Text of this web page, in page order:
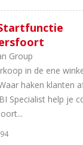
Group
in de ene
haken klanten
Specialist help je